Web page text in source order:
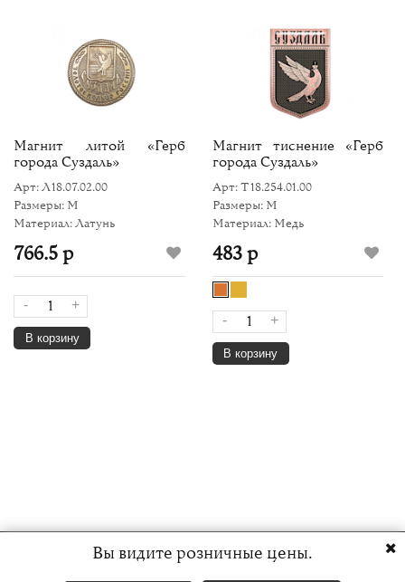
Магнит литой «Герб
города Суздаль»
Арт: Л18.07.02.00
Размеры: M
Материал: Латунь
766.5 р
- +
В корзину
Магнит тиснение «Герб
города Суздаль»
Арт: Т18.254.01.00
Размеры: M
Материал: Медь
483 р
- +
В корзину
Вы видите розничные цены.